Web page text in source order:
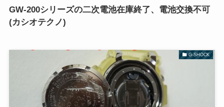
GW-200シリーズの二次電池在庫終了、電池交換不可
(カシオテクノ)
G-SHOCK